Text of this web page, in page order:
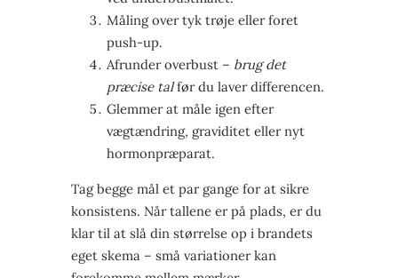
Måling over tyk trøje eller foret
push-up.
Afrunder overbust – brug det
præcise talfør du laver differencen.
Glemmer at måle igen efter
vægtændring, graviditet eller nyt
hormonpræparat.
Tag begge mål et par gange for at sikre
konsistens. Når tallene er på plads, er du
klar til at slå din størrelse op i brandets
eget skema – små variationer kan